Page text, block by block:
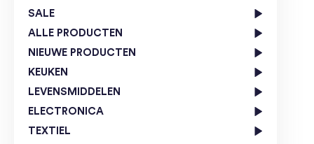
SALE
ALLE PRODUCTEN
NIEUWE PRODUCTEN
KEUKEN
LEVENSMIDDELEN
ELECTRONICA
TEXTIEL